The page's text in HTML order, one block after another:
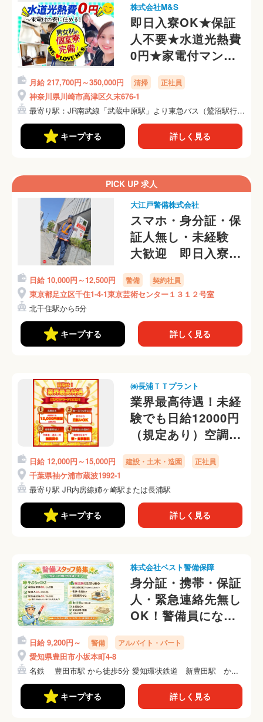
株式会社M&S
即日入寮OK★保証
人不要★水道光熱費
0円★家電付マンシ
ョンに即入居OK
月給 217,700円～350,000円 清掃 正社員
神奈川県川崎市高津区久末676-1
最寄り駅：JR南武線「武蔵中原駅」より東急バス（鷲沼駅行
き）...
キープする 詳しく見る
PICK UP 求人
大江戸警備株式会社
スマホ・身分証・保
証人無し・未経験
大歓迎 即日入寮
可 ※交通費が無く
迎えが必要な方は通
話にて面接
日給 10,000円～12,500円 警備 契約社員
東京都足立区千住1-4-1東京芸術センター１３１２号室
北千住駅から5分
キープする 詳しく見る
㈱長浦ＴＴプラント
業界最高待遇！未経
験でも日給12000円
（規定あり）空調服
無料貸与！
日給 12,000円～15,000円 建設・土木・造園 正社員
千葉県袖ケ浦市蔵波1992-1
最寄り駅 JR内房線姉ヶ崎駅または長浦駅
キープする 詳しく見る
株式会社ベスト警備保障
身分証・携帯・保証
人・緊急連絡先無し
OK！警備員になろ
う！！
日給 9,200円～ 警備 アルバイト・パート
愛知県豊田市小坂本町4-8
名鉄 豊田市駅 から徒歩5分 愛知環状鉄道 新豊田駅 か...
キープする 詳しく見る